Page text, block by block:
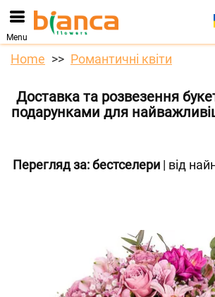
Menu
Home Романтичні квіти
Доставка та розвезення
подарунками для
Перегляд за:бестселери | від